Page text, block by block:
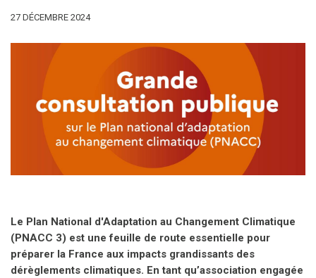
27 DÉCEMBRE 2024
Le Plan National d'Adaptation au Changement Climatique
(PNACC 3) est une feuille de route essentielle pour
préparer la France aux impacts grandissants des
dérèglements climatiques. En tant qu’association engagée